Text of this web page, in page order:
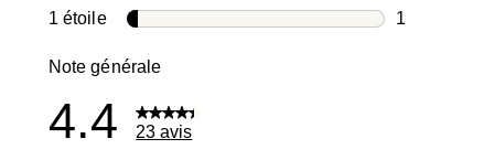
1 avis avec
1 étoileétoiles
1
Note générale
4.4 23 avis